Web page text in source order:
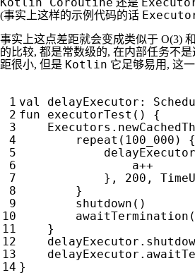
Kotlin Coroutine 还是
(事实上这样的示例代码的话
事实上这点差距就会变成类似于 O(3)
的比较, 都是常数级的, 在内部任务不
距很小, 但是 Kotlin 它足够易用, 这
val delayExecutor :
fun
executorTest ()
{
Executors .
repeat ( 100 _000 )
{
delayExecutor
a++
},
200 ,
}
shutdown ()
awaitTermination (
}
delayExecutor .
delayExecutor .
}